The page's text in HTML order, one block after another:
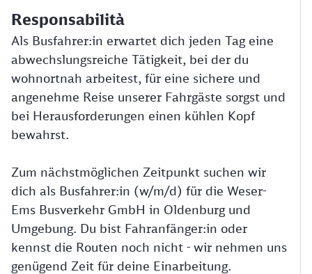
Responsabilità
Als Busfahrer:in erwartet dich jeden Tag eine
abwechslungsreiche Tätigkeit, bei der du
wohnortnah arbeitest, für eine sichere und
angenehme Reise unserer Fahrgäste sorgst und
bei Herausforderungen einen kühlen Kopf
bewahrst.
Zum nächstmöglichen Zeitpunkt suchen wir
dich als Busfahrer:in (w/m/d) für die Weser-
Ems Busverkehr GmbH in Oldenburg und
Umgebung. Du bist Fahranfänger:in oder
kennst die Routen noch nicht - wir nehmen uns
genügend Zeit für deine Einarbeitung.